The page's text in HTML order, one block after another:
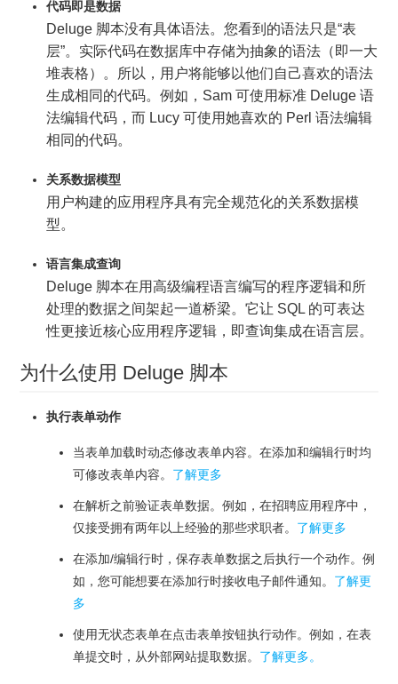
代码即是数据
Deluge 脚本没有具体语法。您看到的语法只是“表
层”。实际代码在数据库中存储为抽象的语法（即一大
堆表格）。所以，用户将能够以他们自己喜欢的语法
生成相同的代码。例如，Sam 可使用标准 Deluge 语
法编辑代码，而 Lucy 可使用她喜欢的 Perl 语法编辑
相同的代码。
关系数据模型
用户构建的应用程序具有完全规范化的关系数据模
型。
语言集成查询
Deluge 脚本在用高级编程语言编写的程序逻辑和所
处理的数据之间架起一道桥梁。它让 SQL 的可表达
性更接近核心应用程序逻辑，即查询集成在语言层。
为什么使用 Deluge 脚本
执行表单动作
当表单加载时动态修改表单内容。在添加和编辑行时均
可修改表单内容。 了解更多
在解析之前验证表单数据。例如，在招聘应用程序中，
仅接受拥有两年以上经验的那些求职者。 了解更多
在添加/编辑行时，保存表单数据之后执行一个动作。例
如，您可能想要在添加行时接收电子邮件通知。 了解更
多
使用无状态表单在点击表单按钮执行动作。例如，在表
单提交时，从外部网站提取数据。 了解更多。